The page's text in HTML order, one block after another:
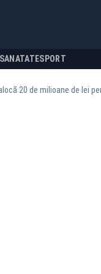
SANATATESPORT
20 de milioane de lei